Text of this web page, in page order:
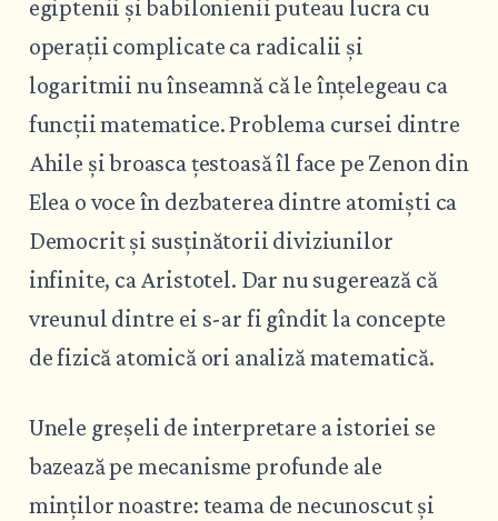
egiptenii și babilonienii puteau lucra cu
operații complicate ca radicalii și
logaritmii nu înseamnă că le înțelegeau ca
funcții matematice. Problema cursei dintre
Ahile și broasca țestoasă îl face pe Zenon din
Elea o voce în dezbaterea dintre atomiști ca
Democrit și susținătorii diviziunilor
infinite, ca Aristotel. Dar nu sugerează că
vreunul dintre ei s-ar fi gîndit la concepte
de fizică atomică ori analiză matematică.
Unele greșeli de interpretare a istoriei se
bazează pe mecanisme profunde ale
minților noastre: teama de necunoscut și